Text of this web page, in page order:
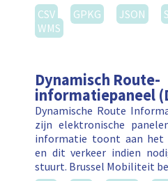
CSV
GPKG JSON
WMS
Dynamisch Route-
informatiepaneel
Dynamische Route
zijn elektronische
informatie toont aan het
en dit verkeer indien
stuurt. Brussel Mobiliteit